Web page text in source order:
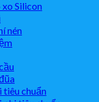
Silicon
nén
tiêu chuẩn